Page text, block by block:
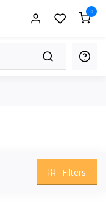
0
Filters